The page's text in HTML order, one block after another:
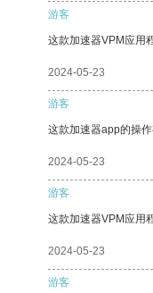
游客
这款加速器VPM应用
2024-05-23
游客
这款加速器app的操
2024-05-23
游客
这款加速器VPM应用
2024-05-23
游客